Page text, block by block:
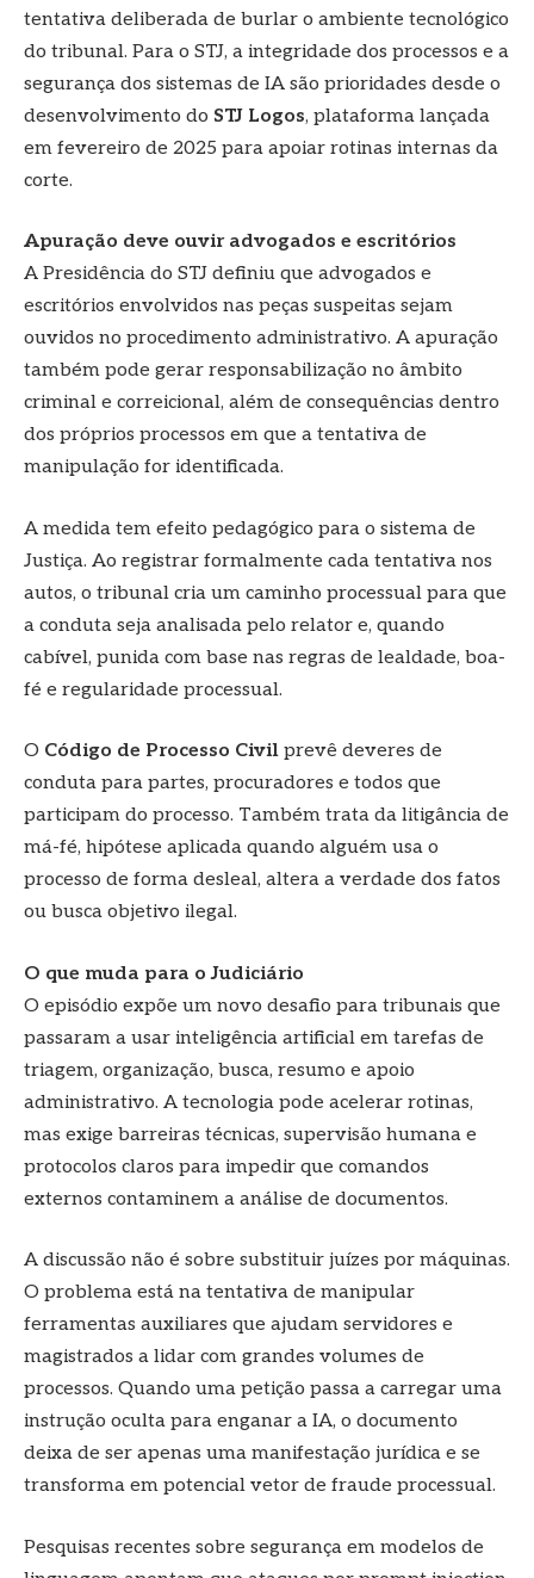
tentativa deliberada de burlar o ambiente tecnológico
do tribunal. Para o STJ, a integridade dos processos e a
segurança dos sistemas de IA são prioridades desde o
desenvolvimento do STJ Logos, plataforma lançada
em fevereiro de 2025 para apoiar rotinas internas da
corte.
Apuração deve ouvir advogados e escritórios
A Presidência do STJ definiu que advogados e
escritórios envolvidos nas peças suspeitas sejam
ouvidos no procedimento administrativo. A apuração
também pode gerar responsabilização no âmbito
criminal e correicional, além de consequências dentro
dos próprios processos em que a tentativa de
manipulação for identificada.
A medida tem efeito pedagógico para o sistema de
Justiça. Ao registrar formalmente cada tentativa nos
autos, o tribunal cria um caminho processual para que
a conduta seja analisada pelo relator e, quando
cabível, punida com base nas regras de lealdade, boa-
fé e regularidade processual.
O Código de Processo Civil prevê deveres de
conduta para partes, procuradores e todos que
participam do processo. Também trata da litigância de
má-fé, hipótese aplicada quando alguém usa o
processo de forma desleal, altera a verdade dos fatos
ou busca objetivo ilegal.
O que muda para o Judiciário
O episódio expõe um novo desafio para tribunais que
passaram a usar inteligência artificial em tarefas de
triagem, organização, busca, resumo e apoio
administrativo. A tecnologia pode acelerar rotinas,
mas exige barreiras técnicas, supervisão humana e
protocolos claros para impedir que comandos
externos contaminem a análise de documentos.
A discussão não é sobre substituir juízes por máquinas.
O problema está na tentativa de manipular
ferramentas auxiliares que ajudam servidores e
magistrados a lidar com grandes volumes de
processos. Quando uma petição passa a carregar uma
instrução oculta para enganar a IA, o documento
deixa de ser apenas uma manifestação jurídica e se
transforma em potencial vetor de fraude processual.
Pesquisas recentes sobre segurança em modelos de